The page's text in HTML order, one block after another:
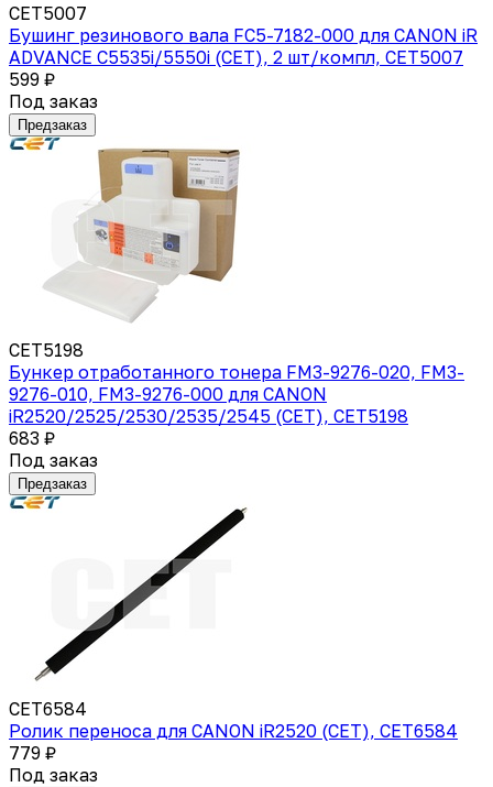
CET5007
Бушинг резинового вала FC5-7182-000 для CANON iR
ADVANCE C5535i/5550i (CET), 2 шт/компл, CET5007
599 ₽
Под заказ
Предзаказ
CET5198
Бункер отработанного тонера FM3-9276-020, FM3-
9276-010, FM3-9276-000 для CANON
iR2520/2525/2530/2535/2545 (CET), CET5198
683 ₽
Под заказ
Предзаказ
CET6584
Ролик переноса для CANON iR2520 (CET), CET6584
779 ₽
Под заказ